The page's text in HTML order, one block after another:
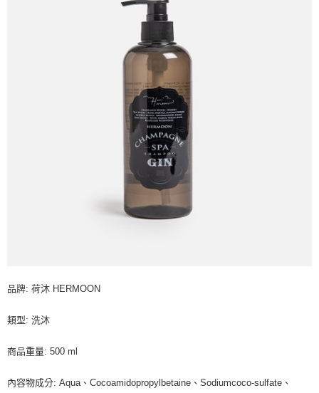
權轉讓予恩沛科技股份有限公司。
２．關於個人資料處理事宜，請瀏覽以下網址：
３．未成年的使用者請事先徵得法定代理人或監護人之同意方可使用
「AFTEE先享後付」，若未經同意申辦者引起之損失，本公司不負相關責
４．使用「AFTEE先享後付」時，將依據個別帳號之用戶狀況，依本公司即
時審查核予不同之上限額度；若仍有額度不足之情形，本公司將視審查結果
５．嚴禁一人註冊多個帳號或使用他人資訊註冊。若發現惡意使用之情形，
恩沛科技股份有限公司將有權停止該用戶之使用額度並採取法律行動。
每筆NT$65，滿NT$490(含以上)免運費
每筆NT$100，滿NT$790(含以上)免運費
付款後寶雅門市自取(由倉庫統一出貨)
每筆NT$80，滿NT$290(含以上)免運費
品牌: 荷沐 HERMOON
類型: 洗沐
商品重量: 500 ml
內容物成分: Aqua、Cocoamidopropylbetaine、Sodiumcoco-sulfate、